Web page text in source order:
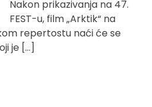
Nakon prikazivanja na 47.
FEST-u, film „Arktik“ na
repertostu naći će se
je […]